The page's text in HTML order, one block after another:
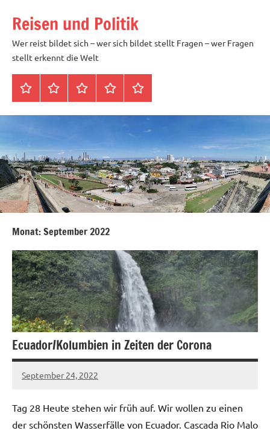
Inhalt
springen
Reisen und Politik
Wer reist bildet sich – wer sich bildet stellt Fragen – wer Fragen
stellt erkennt die Welt
StartseiteDatenschutz
Peter
Blöth
Impressum
Über
mich
Monat:September 2022
Ecuador/Kolumbien in Zeiten der Corona
September 24, 2022
U19ju-
Keine
Tag 28 Heute stehen wir früh auf. Wir wollen zu einen
der schönsten Wasserfälle von Ecuador. Cascada Rio Malo